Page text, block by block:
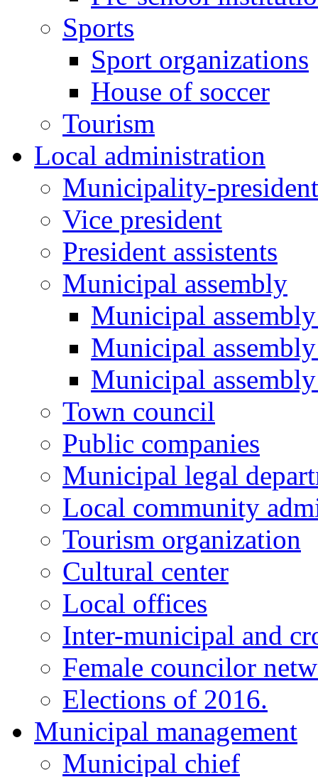
Sports
Sport organizations
House of soccer
Tourism
Local administration
Municipality-president
Vice president
President assistents
Municipal assembly
Municipal
Municipal
Municipal
Town council
Public companies
Municipal legal
Local community
Tourism organization
Cultural center
Local offices
Inter-municipal and
Female councilor
Elections of 2016.
Municipal management
Municipal chief